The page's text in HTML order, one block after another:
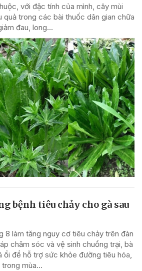
với đặc tính của mình, cây mùi
quả trong các bài thuốc dân gian chữa
đau, long...
bệnh tiêu chảy cho gà sau
8 làm tăng nguy cơ tiêu chảy trên đàn
chăm sóc và vệ sinh chuồng trại, bà
ổi để hỗ trợ sức khỏe đường tiêu hóa,
mùa...